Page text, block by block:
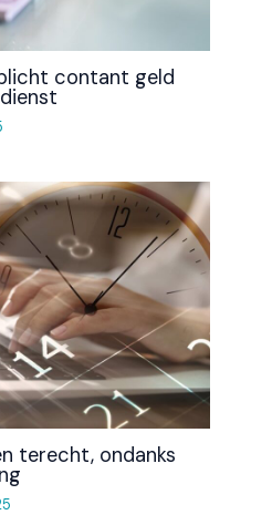
contant geld
terecht, ondanks